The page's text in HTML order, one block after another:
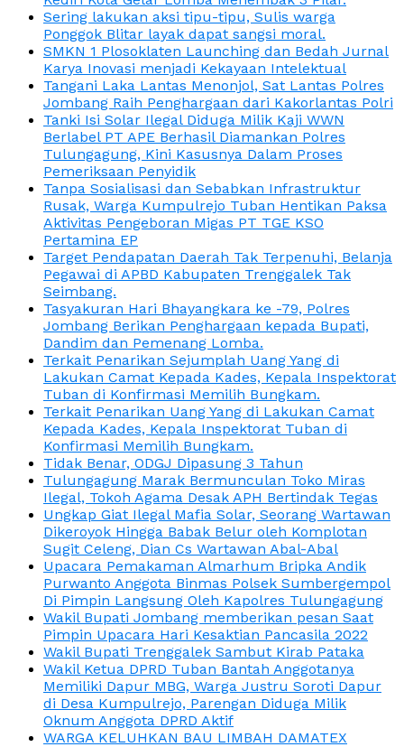
Sering lakukan aksi tipu-tipu, Sulis warga
Ponggok Blitar layak dapat sangsi moral.
SMKN 1 Plosoklaten Launching dan Bedah Jurnal
Karya Inovasi menjadi Kekayaan Intelektual
Tangani Laka Lantas Menonjol, Sat Lantas Polres
Jombang Raih Penghargaan dari Kakorlantas Polri
Tanki Isi Solar Ilegal Diduga Milik Kaji WWN
Berlabel PT APE Berhasil Diamankan Polres
Tulungagung, Kini Kasusnya Dalam Proses
Pemeriksaan Penyidik
Tanpa Sosialisasi dan Sebabkan Infrastruktur
Rusak, Warga Kumpulrejo Tuban Hentikan Paksa
Aktivitas Pengeboran Migas PT TGE KSO
Pertamina EP
Target Pendapatan Daerah Tak Terpenuhi, Belanja
Pegawai di APBD Kabupaten Trenggalek Tak
Seimbang.
Tasyakuran Hari Bhayangkara ke -79, Polres
Jombang Berikan Penghargaan kepada Bupati,
Dandim dan Pemenang Lomba.
Terkait Penarikan Sejumplah Uang Yang di
Lakukan Camat Kepada Kades, Kepala Inspektorat
Tuban di Konfirmasi Memilih Bungkam.
Terkait Penarikan Uang Yang di Lakukan Camat
Kepada Kades, Kepala Inspektorat Tuban di
Konfirmasi Memilih Bungkam.
Tidak Benar, ODGJ Dipasung 3 Tahun
Tulungagung Marak Bermunculan Toko Miras
Ilegal, Tokoh Agama Desak APH Bertindak Tegas
Ungkap Giat Ilegal Mafia Solar, Seorang Wartawan
Dikeroyok Hingga Babak Belur oleh Komplotan
Sugit Celeng, Dian Cs Wartawan Abal-Abal
Upacara Pemakaman Almarhum Bripka Andik
Purwanto Anggota Binmas Polsek Sumbergempol
Di Pimpin Langsung Oleh Kapolres Tulungagung
Wakil Bupati Jombang memberikan pesan Saat
Pimpin Upacara Hari Kesaktian Pancasila 2022
Wakil Bupati Trenggalek Sambut Kirab Pataka
Wakil Ketua DPRD Tuban Bantah Anggotanya
Memiliki Dapur MBG, Warga Justru Soroti Dapur
di Desa Kumpulrejo, Parengan Diduga Milik
Oknum Anggota DPRD Aktif
WARGA KELUHKAN BAU LIMBAH DAMATEX